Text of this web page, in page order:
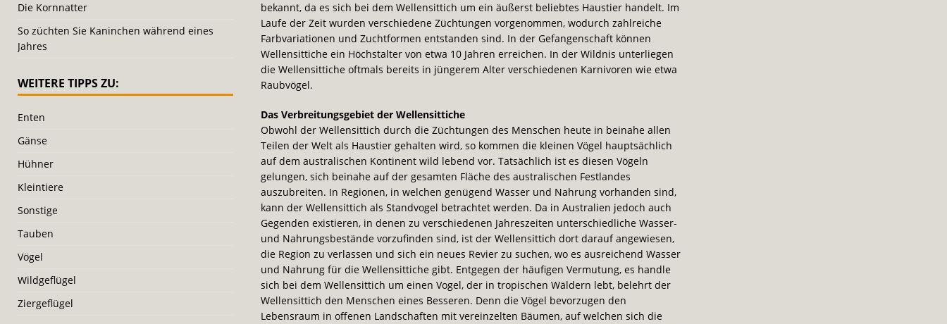
bekannt, da es sich bei dem Wellensittich um ein äußerst beliebtes Haustier handelt. Im
Laufe der Zeit wurden verschiedene Züchtungen vorgenommen, wodurch zahlreiche
Farbvariationen und Zuchtformen entstanden sind. In der Gefangenschaft können
Wellensittiche ein Höchstalter von etwa 10 Jahren erreichen. In der Wildnis unterliegen
die Wellensittiche oftmals bereits in jüngerem Alter verschiedenen Karnivoren wie etwa
Raubvögel.
Das Verbreitungsgebiet der Wellensittiche
Obwohl der Wellensittich durch die Züchtungen des Menschen heute in beinahe allen
Teilen der Welt als Haustier gehalten wird, so kommen die kleinen Vögel hauptsächlich
auf dem australischen Kontinent wild lebend vor. Tatsächlich ist es diesen Vögeln
gelungen, sich beinahe auf der gesamten Fläche des australischen Festlandes
auszubreiten. In Regionen, in welchen genügend Wasser und Nahrung vorhanden sind,
kann der Wellensittich als Standvogel betrachtet werden. Da in Australien jedoch auch
Gegenden existieren, in denen zu verschiedenen Jahreszeiten unterschiedliche Wasser-
und Nahrungsbestände vorzufinden sind, ist der Wellensittich dort darauf angewiesen,
die Region zu verlassen und sich ein neues Revier zu suchen, wo es ausreichend Wasser
und Nahrung für die Wellensittiche gibt. Entgegen der häufigen Vermutung, es handle
sich bei dem Wellensittich um einen Vogel, der in tropischen Wäldern lebt, belehrt der
Wellensittich den Menschen eines Besseren. Denn die Vögel bevorzugen den
Lebensraum in offenen Landschaften mit vereinzelten Bäumen, auf welchen sich die
Die Kornnatter
So züchten Sie Kaninchen während eines
Jahres
WEITERE TIPPS ZU:
Enten
Gänse
Hühner
Kleintiere
Sonstige
Tauben
Vögel
Wildgeflügel
Ziergeflügel